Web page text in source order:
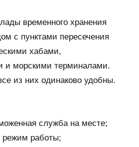
временного хранения
с пунктами пересечения
хабами,
и морскими терминалами.
из них одинаково удобны.
служба на месте;
режим работы;